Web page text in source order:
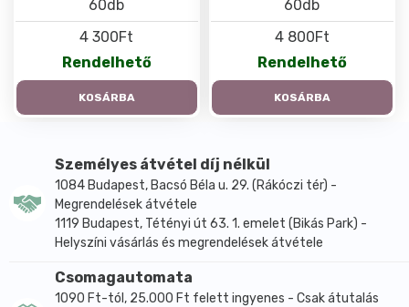
60db
4 300Ft
Rendelhető
KOSÁRBA
60db
4 800Ft
Rendelhető
KOSÁRBA
Személyes átvétel díj nélkül
1084 Budapest, Bacsó Béla u. 29. (Rákóczi tér) -
Megrendelések átvétele
1119 Budapest, Tétényi út 63. 1. emelet (Bikás Park) -
Helyszíni vásárlás és megrendelések átvétele
Csomagautomata
1090 Ft-tól, 25.000 Ft felett ingyenes - Csak átutalás